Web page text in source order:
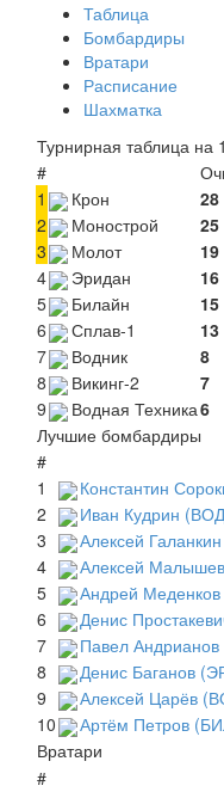
Таблица
Бомбардиры
Вратари
Расписание
Шахматка
Турнирная таблица на
#
1
Крон 28
2
Монострой 25
3
Молот 19
4
Эридан 16
5
Билайн 15
6
Сплав-1 13
7
Водник 8
8
Викинг-2 7
9
Водная Техника6
Лучшие бомбардиры
#
1
Константин
2
Иван Кудрин
3
Алексей
4
Алексей
5
Андрей
6
Денис
7
Павел
8
Денис Баганов
9
Алексей Царёв
10
Артём Петров
Вратари
#